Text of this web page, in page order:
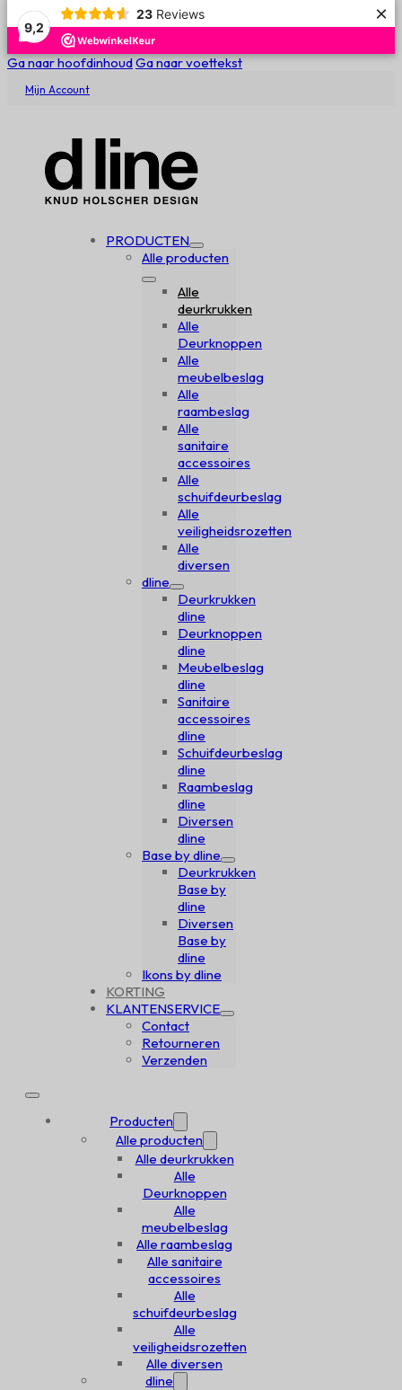
9,2
23 Reviews ×
Ga naar hoofdinhoudGa naar voettekst
Mijn Account
PRODUCTEN
Alle producten
Alle
deurkrukken
Alle
Deurknoppen
Alle
meubelbeslag
Alle
raambeslag
Alle
sanitaire
accessoires
Alle
schuifdeurbeslag
Alle
veiligheidsrozetten
Alle
diversen
dline
Deurkrukken
dline
Deurknoppen
dline
Meubelbeslag
dline
Sanitaire
accessoires
dline
Schuifdeurbeslag
dline
Raambeslag
dline
Diversen
dline
Base by dline
Deurkrukken
Base by
dline
Diversen
Base by
dline
Ikons by dline
KORTING
KLANTENSERVICE
Contact
Retourneren
Verzenden
Producten
Alle producten
Alle deurkrukken
Alle
Deurknoppen
Alle
meubelbeslag
Alle raambeslag
Alle sanitaire
accessoires
Alle
schuifdeurbeslag
Alle
veiligheidsrozetten
Alle diversen
dline